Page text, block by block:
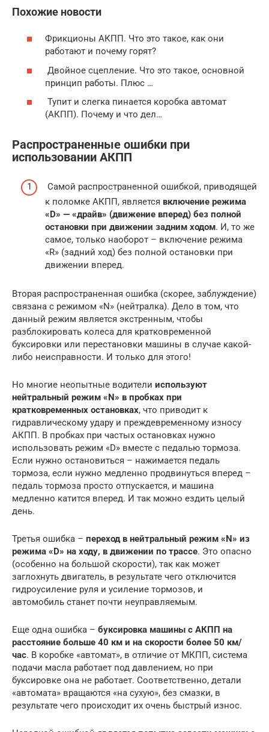
Похожие новости
Фрикционы АКПП. Что это такое, как они
работают и почему горят?
Двойное сцепление. Что это такое, основной
принцип работы. Плюс …
Тупит и слегка пинается коробка автомат
(АКПП). Почему и что дел…
Распространенные ошибки при
использовании АКПП
Самой распространенной ошибкой, приводящей
к поломке АКПП, является включение режима
«D» — «драйв» (движение вперед) без полной
остановки при движении задним ходом. И, то же
самое, только наоборот – включение режима
«R» (задний ход) без полной остановки при
движении вперед.
Вторая распространенная ошибка (скорее, заблуждение)
связана с режимом «N» (нейтралка). Дело в том, что
данный режим является экстренным, чтобы
разблокировать колеса для кратковременной
буксировки или перестановки машины в случае какой-
либо неисправности. И только для этого!
Но многие неопытные водители используют
нейтральный режим «N» в пробках при
кратковременных остановках, что приводит к
гидравлическому удару и преждевременному износу
АКПП. В пробках при частых остановках нужно
использовать режим «D» вместе с педалью тормоза.
Если нужно остановиться – нажимается педаль
тормоза, если нужно медленно продвинуться вперед –
педаль тормоза просто отпускается, и машина
медленно катится вперед. И так можно ездить целый
день.
Третья ошибка – переход в нейтральный режим «N» из
режима «D» на ходу, в движении по трассе. Это опасно
(особенно на большой скорости), так как может
заглохнуть двигатель, в результате чего отключится
гидроусиление руля и усиление тормозов, и
автомобиль станет почти неуправляемым.
Еще одна ошибка – буксировка машины с АКПП на
расстояние больше 40 км и на скорости более 50 км/
час. В коробке «автомат», в отличие от МКПП, система
подачи масла работает под давлением, но при
буксировке она не работает. Соответственно, детали
«автомата» вращаются «на сухую», без смазки, в
результате чего происходит их очень быстрый износ.